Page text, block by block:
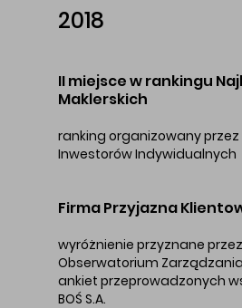
2018
II miejsce w rankingu
Maklerskich
ranking organizowany
Inwestorów Indywidualnych
Firma Przyjazna
wyróżnienie przyznane
Obserwatorium
ankiet przeprowadzonych
BOŚ S.A.